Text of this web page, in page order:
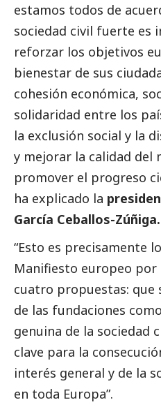
estamos todos de
sociedad civil fuerte es
reforzar los objetivos
bienestar de sus
cohesión económica,
solidaridad entre los
la exclusión social y la
y mejorar la calidad del
promover el progreso
ha explicado la
García Ceballos-Zúñiga.
“Esto es precisamente
Manifiesto europeo
cuatro propuestas: que
de las fundaciones
genuina de la sociedad
clave para la
interés general y de la
en toda Europa”.